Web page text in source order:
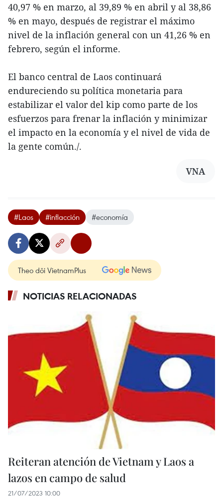
40,97 % en marzo, al 39,89 % en abril y al 38,86
% en mayo, después de registrar el máximo
nivel de la inflación general con un 41,26 % en
febrero, según el informe.
El banco central de Laos continuará
endureciendo su política monetaria para
estabilizar el valor del kip como parte de los
esfuerzos para frenar la inflación y minimizar
el impacto en la economía y el nivel de vida de
la gente común./.
VNA
#Laos #inflacción #economía
Theo dõi VietnamPlus
NOTICIAS RELACIONADAS
Reiteran atención de Vietnam y Laos a
lazos en campo de salud
21/07/2023 10:00